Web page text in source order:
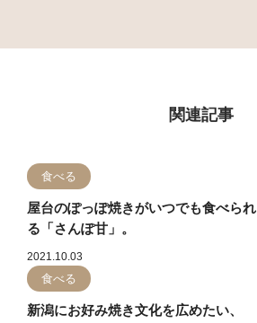
関連記事
食べる
屋台のぽっぽ焼きがいつでも食べられ
る「さんぽ甘」。
2021.10.03
食べる
新潟にお好み焼き文化を広めたい、